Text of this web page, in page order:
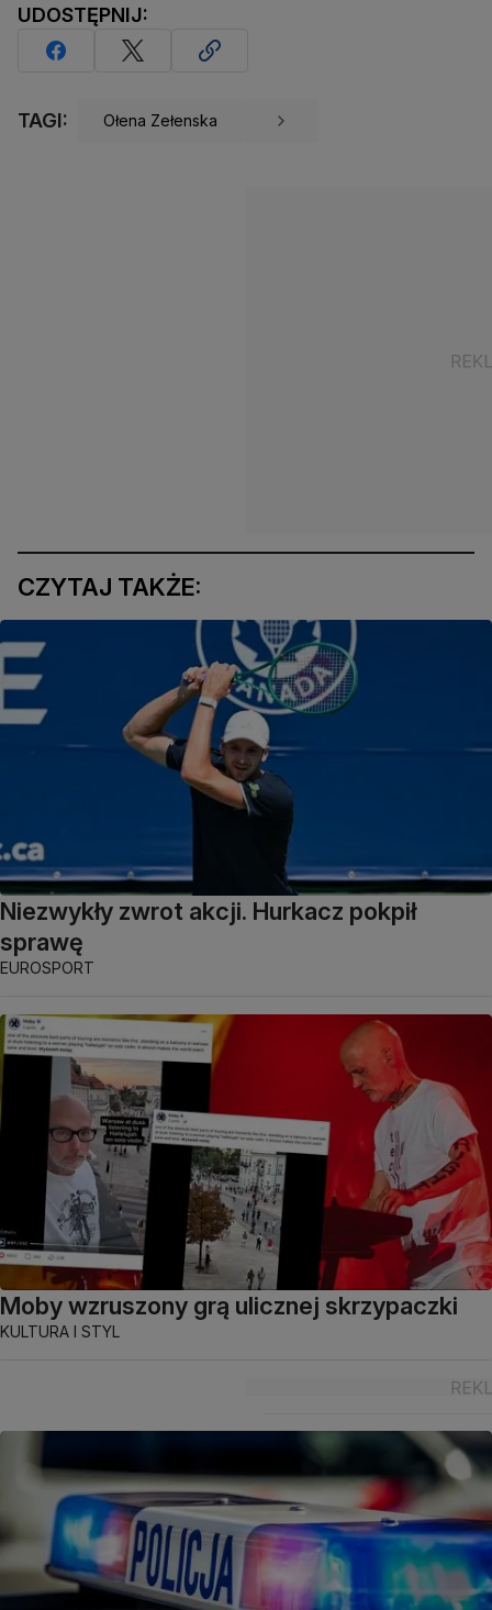
UDOSTĘPNIJ:
TAGI: Ołena Zełenska
CZYTAJ TAKŻE:
Niezwykły zwrot akcji. Hurkacz pokpił
sprawę
EUROSPORT
Moby wzruszony grą ulicznej skrzypaczki
KULTURA I STYL